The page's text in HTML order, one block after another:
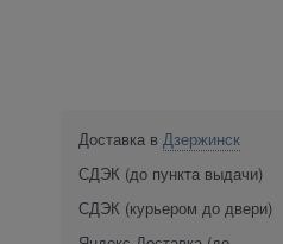
Доставка в Дзержинск
СДЭК (до пункта выдачи)
СДЭК (курьером до двери)